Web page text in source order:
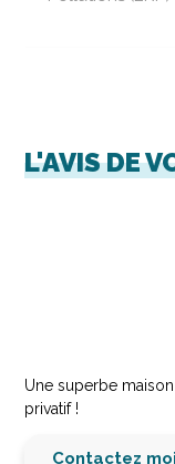
L'AVIS DE
Une superbe
privatif !
Contactez moi